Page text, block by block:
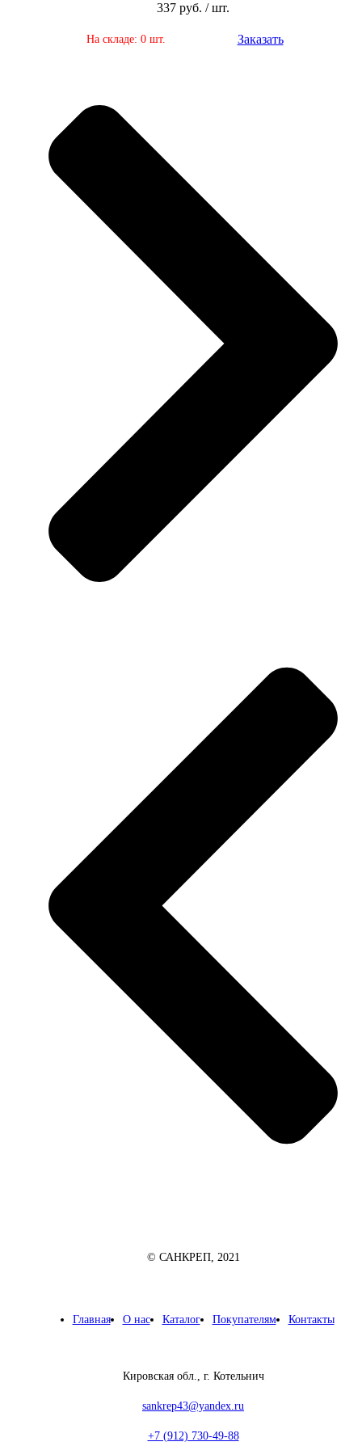
337 руб. / шт.
На складе: 0 шт. Заказать
© САНКРЕП, 2021
Главная О нас Каталог Покупателям Контакты
Кировская обл., г. Котельнич
sankrep43@yandex.ru
+7 (912) 730-49-88